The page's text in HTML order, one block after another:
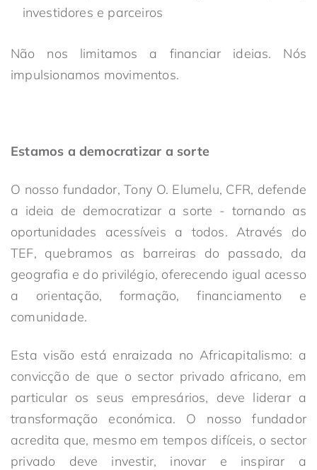
investidores e parceiros
Não nos limitamos a financiar ideias. Nós
impulsionamos movimentos.
Estamos a democratizar a sorte
O nosso fundador, Tony O. Elumelu, CFR, defende
a ideia de democratizar a sorte - tornando as
oportunidades acessíveis a todos. Através do
TEF, quebramos as barreiras do passado, da
geografia e do privilégio, oferecendo igual acesso
a orientação, formação, financiamento e
comunidade.
Esta visão está enraizada no Africapitalismo: a
convicção de que o sector privado africano, em
particular os seus empresários, deve liderar a
transformação económica. O nosso fundador
acredita que, mesmo em tempos difíceis, o sector
privado deve investir, inovar e inspirar a